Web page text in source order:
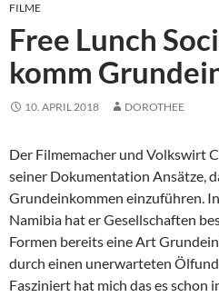
FILME
Free Lunch
komm
10. APRIL 2018 DOROTHEE
Der Filmemacher und Volkswirt
seiner Dokumentation Ansätze,
Grundeinkommen einzuführen.
Namibia hat er Gesellschaften
Formen bereits eine Art
durch einen unerwarteten
Fasziniert hat mich das es schon